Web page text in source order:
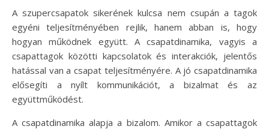
A szupercsapatok sikerének kulcsa nem csupán a tagok
egyéni teljesítményében rejlik, hanem abban is, hogy
hogyan működnek együtt. A csapatdinamika, vagyis a
csapattagok közötti kapcsolatok és interakciók, jelentős
hatással van a csapat teljesítményére. A jó csapatdinamika
elősegíti a nyílt kommunikációt, a bizalmat és az
együttműködést.
A csapatdinamika alapja a bizalom. Amikor a csapattagok